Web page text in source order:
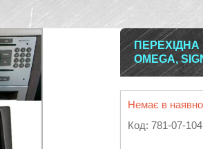
ПЕРЕХІДНА
OMEGA,
Немає в
Код: 781-07-104